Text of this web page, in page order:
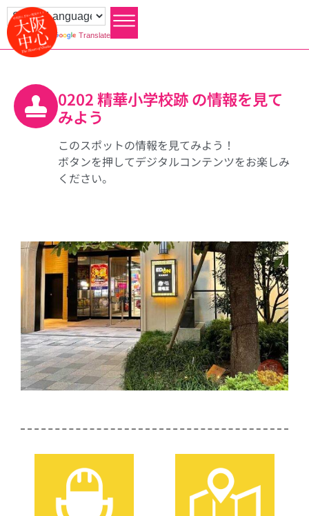
Powered by Translate
0202 精華小学校跡 の情報を見て
みよう
このスポットの情報を見てみよう！
ボタンを押してデジタルコンテンツをお楽しみ
ください。